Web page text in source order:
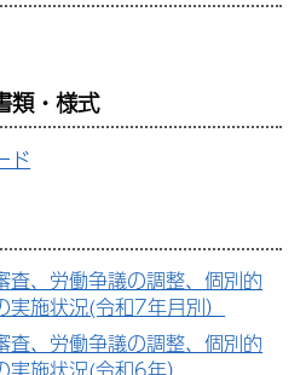
類・様式
ド
査、労働争議の調整、個別的
施状況(令和7年月別）
査、労働争議の調整、個別的